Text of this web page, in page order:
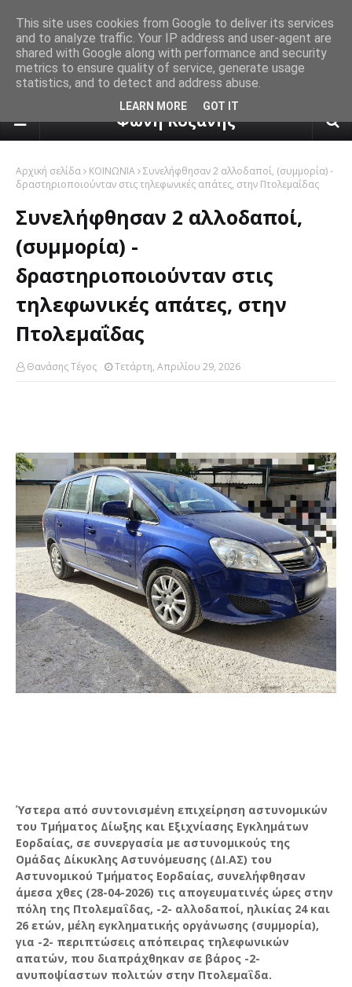
πρόγνωση καιρού από το
Φωνή Κοζάνης
Αρχική σελίδα ΚΟΙΝΩΝΙΑ Συνελήφθησαν 2 αλλοδαποί, (συμμορία) -
δραστηριοποιούνταν στις τηλεφωνικές απάτες, στην Πτολεμαΐδας
Συνελήφθησαν 2 αλλοδαποί,
(συμμορία) -
δραστηριοποιούνταν στις
τηλεφωνικές απάτες, στην
Πτολεμαΐδας
Θανάσης Τέγος Τετάρτη, Απριλίου 29, 2026
Ύστερα από συντονισμένη επιχείρηση αστυνομικών
του Τμήματος Δίωξης και Εξιχνίασης Εγκλημάτων
Εορδαίας, σε συνεργασία με αστυνομικούς της
Ομάδας Δίκυκλης Αστυνόμευσης (ΔΙ.ΑΣ) του
Αστυνομικού Τμήματος Εορδαίας, συνελήφθησαν
άμεσα χθες (28-04-2026) τις απογευματινές ώρες στην
πόλη της Πτολεμαΐδας, -2- αλλοδαποί, ηλικίας 24 και
26 ετών, μέλη εγκληματικής οργάνωσης (συμμορία),
για -2- περιπτώσεις απόπειρας τηλεφωνικών
απατών, που διαπράχθηκαν σε βάρος -2-
ανυποψίαστων πολιτών στην Πτολεμαΐδα.
This site uses cookies from Google to deliver its services
and to analyze traffic. Your IP address and user-agent are
shared with Google along with performance and security
metrics to ensure quality of service, generate usage
statistics, and to detect and address abuse.
LEARN MORE GOT IT